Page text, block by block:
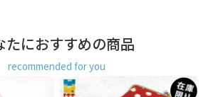
たにおすすめの商品
recommended for you